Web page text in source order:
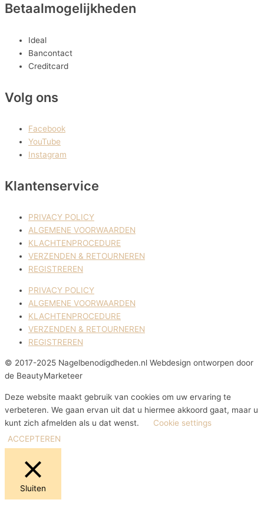
Betaalmogelijkheden
Ideal
Bancontact
Creditcard
Volg ons
Facebook
YouTube
Instagram
Klantenservice
PRIVACY POLICY
ALGEMENE VOORWAARDEN
KLACHTENPROCEDURE
VERZENDEN & RETOURNEREN
REGISTREREN
PRIVACY POLICY
ALGEMENE VOORWAARDEN
KLACHTENPROCEDURE
VERZENDEN & RETOURNEREN
REGISTREREN
© 2017-2025 Nagelbenodigdheden.nl Webdesign ontworpen door
de BeautyMarketeer
Deze website maakt gebruik van cookies om uw ervaring te
verbeteren. We gaan ervan uit dat u hiermee akkoord gaat, maar u
kunt zich afmelden als u dat wenst.
Cookie settings
ACCEPTEREN
Sluiten